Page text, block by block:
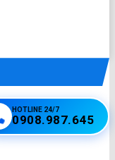
HOTLINE 24/7
0908.987.645